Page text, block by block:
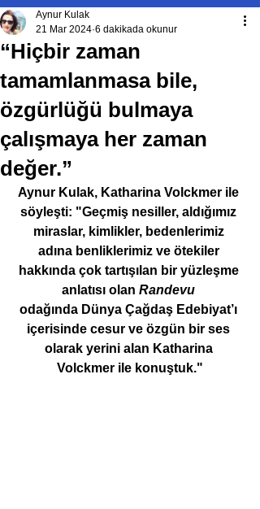
“Hiçbir zaman
tamamlanmasa bile,
özgürlüğü bulmaya
çalışmaya her zaman
değer.”
Aynur Kulak
21 Mar 2024 6 dakikada okunur
Aynur Kulak, Katharina Volckmer ile
söyleşti: "Geçmiş nesiller, aldığımız
miraslar, kimlikler, bedenlerimiz
adına benliklerimiz ve ötekiler
hakkında çok tartışılan bir yüzleşme
anlatısı olan Randevu
odağında Dünya Çağdaş Edebiyat’ı
içerisinde cesur ve özgün bir ses
olarak yerini alan Katharina
Volckmer ile konuştuk."